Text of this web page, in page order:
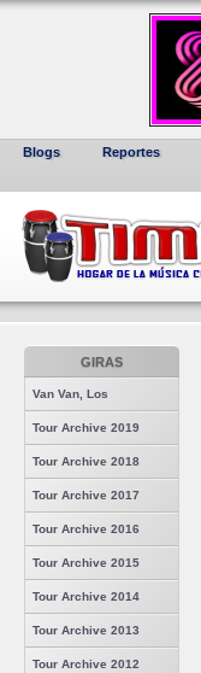
Blogs Reportes
GIRAS
Van Van, Los
Tour Archive 2019
Tour Archive 2018
Tour Archive 2017
Tour Archive 2016
Tour Archive 2015
Tour Archive 2014
Tour Archive 2013
Tour Archive 2012